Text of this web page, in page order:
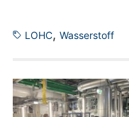
LOHC, Wasserstoff